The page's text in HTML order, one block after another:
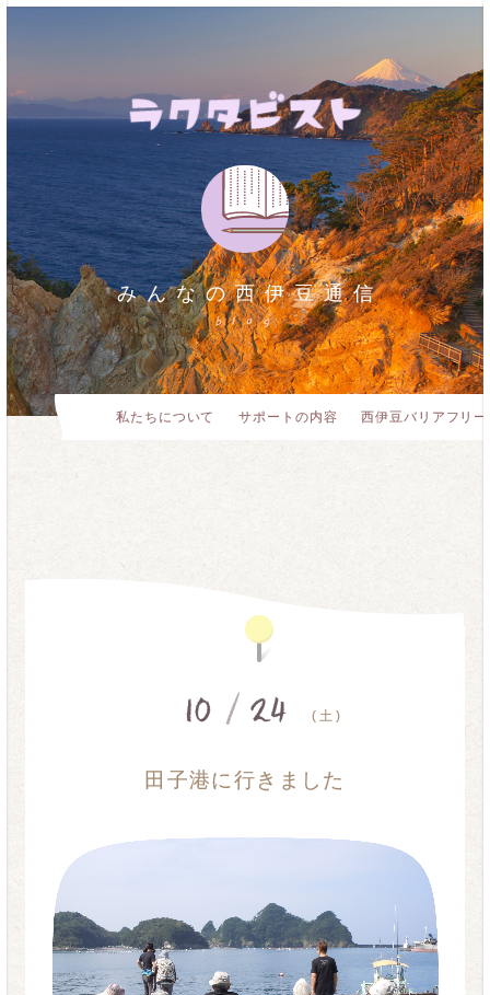
私たちについて サポートの内容 西伊豆バリアフリ
みんなの西伊豆通信
blog
10 /24 ( 土 )
田子港に行きました